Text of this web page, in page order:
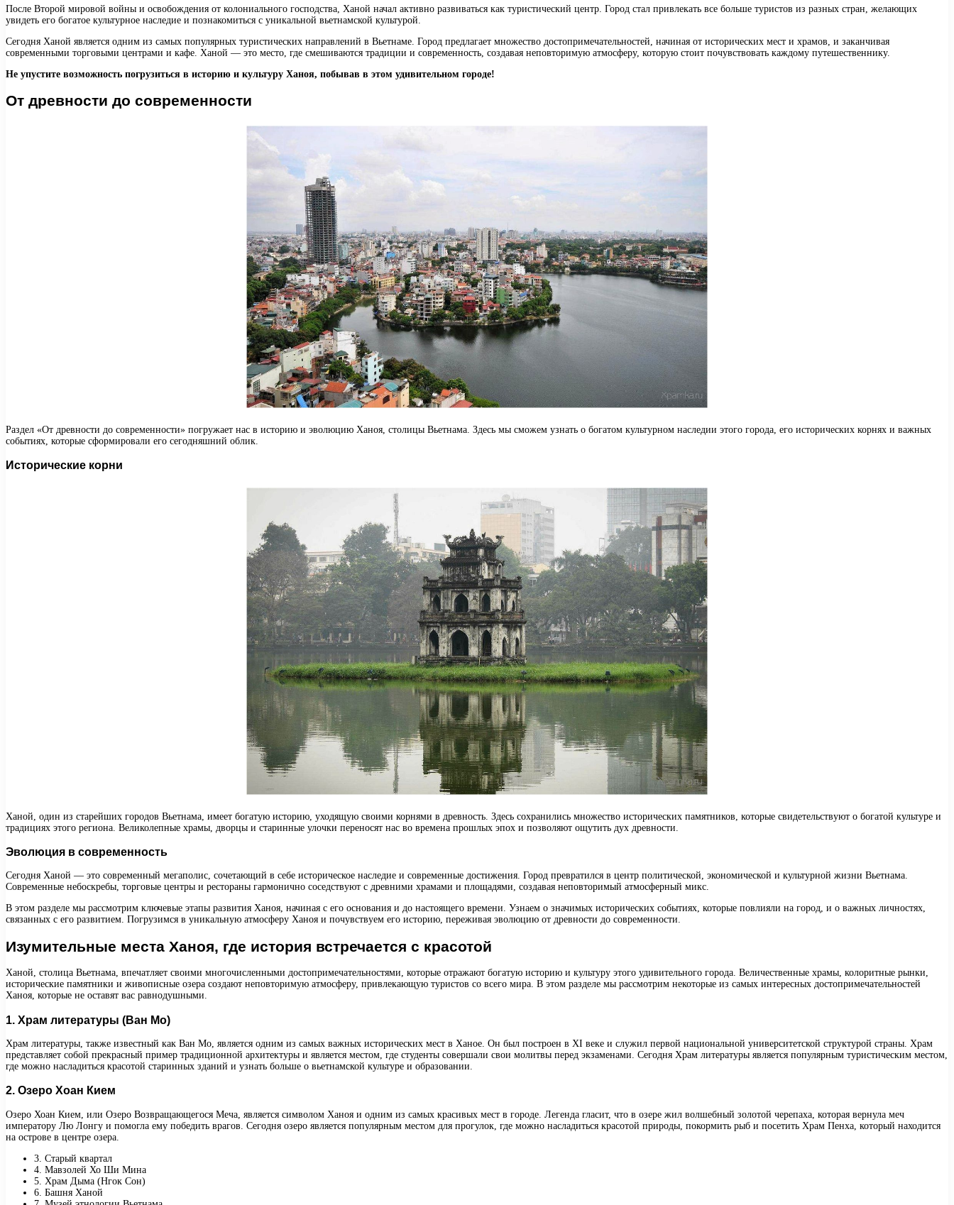
После Второй мировой войны и освобождения от колониального господства, Ханой начал активно развиваться как туристический центр. Город стал привлекать все больше туристов из разных стран, желающих
увидеть его богатое культурное наследие и познакомиться с уникальной вьетнамской культурой.
Сегодня Ханой является одним из самых популярных туристических направлений в Вьетнаме. Город предлагает множество достопримечательностей, начиная от исторических мест и храмов, и заканчивая
современными торговыми центрами и кафе. Ханой — это место, где смешиваются традиции и современность, создавая неповторимую атмосферу, которую стоит почувствовать каждому путешественнику.
Не упустите возможность погрузиться в историю и культуру Ханоя, побывав в этом удивительном городе!
От древности до современности
Раздел «От древности до современности» погружает нас в историю и эволюцию Ханоя, столицы Вьетнама. Здесь мы сможем узнать о богатом культурном наследии этого города, его исторических корнях и важных
событиях, которые сформировали его сегодняшний облик.
Исторические корни
Ханой, один из старейших городов Вьетнама, имеет богатую историю, уходящую своими корнями в древность. Здесь сохранились множество исторических памятников, которые свидетельствуют о богатой культуре и
традициях этого региона. Великолепные храмы, дворцы и старинные улочки переносят нас во времена прошлых эпох и позволяют ощутить дух древности.
Эволюция в современность
Сегодня Ханой — это современный мегаполис, сочетающий в себе историческое наследие и современные достижения. Город превратился в центр политической, экономической и культурной жизни Вьетнама.
Современные небоскребы, торговые центры и рестораны гармонично соседствуют с древними храмами и площадями, создавая неповторимый атмосферный микс.
В этом разделе мы рассмотрим ключевые этапы развития Ханоя, начиная с его основания и до настоящего времени. Узнаем о значимых исторических событиях, которые повлияли на город, и о важных личностях,
связанных с его развитием. Погрузимся в уникальную атмосферу Ханоя и почувствуем его историю, переживая эволюцию от древности до современности.
Изумительные места Ханоя, где история встречается с красотой
Ханой, столица Вьетнама, впечатляет своими многочисленными достопримечательностями, которые отражают богатую историю и культуру этого удивительного города. Величественные храмы, колоритные рынки,
исторические памятники и живописные озера создают неповторимую атмосферу, привлекающую туристов со всего мира. В этом разделе мы рассмотрим некоторые из самых интересных достопримечательностей
Ханоя, которые не оставят вас равнодушными.
1. Храм литературы (Ван Мо)
Храм литературы, также известный как Ван Мо, является одним из самых важных исторических мест в Ханое. Он был построен в XI веке и служил первой национальной университетской структурой страны. Храм
представляет собой прекрасный пример традиционной архитектуры и является местом, где студенты совершали свои молитвы перед экзаменами. Сегодня Храм литературы является популярным туристическим местом,
где можно насладиться красотой старинных зданий и узнать больше о вьетнамской культуре и образовании.
2. Озеро Хоан Кием
Озеро Хоан Кием, или Озеро Возвращающегося Меча, является символом Ханоя и одним из самых красивых мест в городе. Легенда гласит, что в озере жил волшебный золотой черепаха, которая вернула меч
императору Лю Лонгу и помогла ему победить врагов. Сегодня озеро является популярным местом для прогулок, где можно насладиться красотой природы, покормить рыб и посетить Храм Пенха, который находится
на острове в центре озера.
3. Старый квартал
4. Мавзолей Хо Ши Мина
5. Храм Дыма (Нгок Сон)
6. Башня Ханой